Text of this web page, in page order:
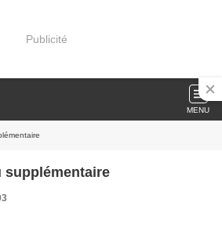
Publicité
MENU
supplémentaire